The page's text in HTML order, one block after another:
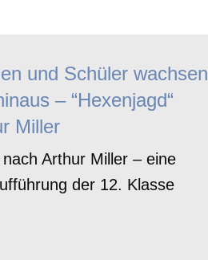
und Schüler wachsen
– “Hexenjagd“
Miller
nach Arthur Miller – eine
der 12. Klasse